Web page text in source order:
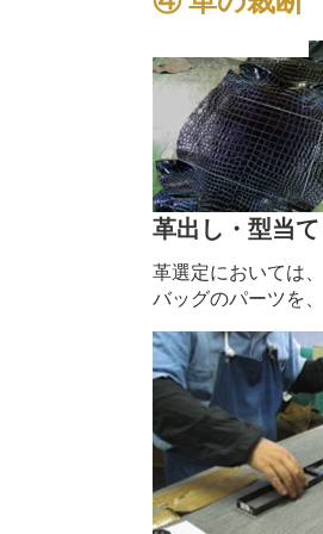
革出し・型当て
革選定においては
バッグのパーツを